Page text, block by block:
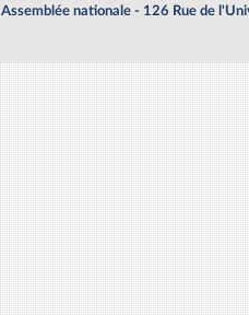
Assemblée nationale - 126 Rue de